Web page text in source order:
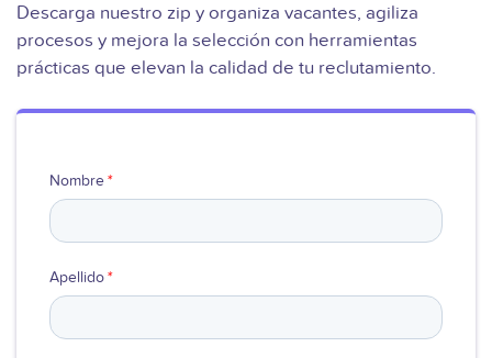
Solicitar prueba
Descarga nuestro zip y organiza vacantes, agiliza
procesos y mejora la selección con herramientas
prácticas que elevan la calidad de tu reclutamiento.
Nombre*
Apellido*